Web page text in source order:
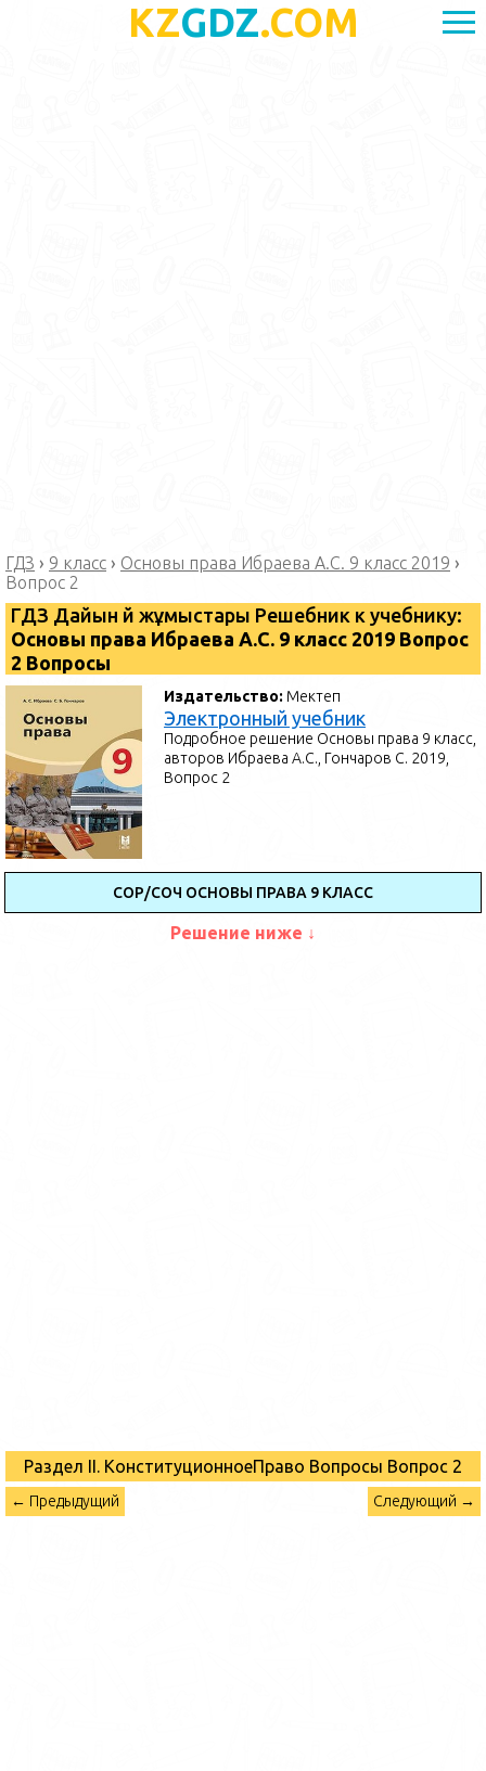
KZGDZ.COM
ГДЗ › 9 класс › Основы права Ибраева А.С. 9 класс 2019 ›
Вопрос 2
ГДЗ Дайын үй жұмыстары Решебник к учебнику:
Основы права Ибраева А.С. 9 класс 2019 Вопрос
2 Вопросы
Издательство: Мектеп
Электронный учебник
Подробное решение Основы права 9 класс,
авторов Ибраева А.С., Гончаров С. 2019,
Вопрос 2
СОР/СОЧ ОСНОВЫ ПРАВА 9 КЛАСС
Решение ниже ↓
Раздел II. КонституционноеПраво Вопросы Вопрос 2
← Предыдущий Следующий →